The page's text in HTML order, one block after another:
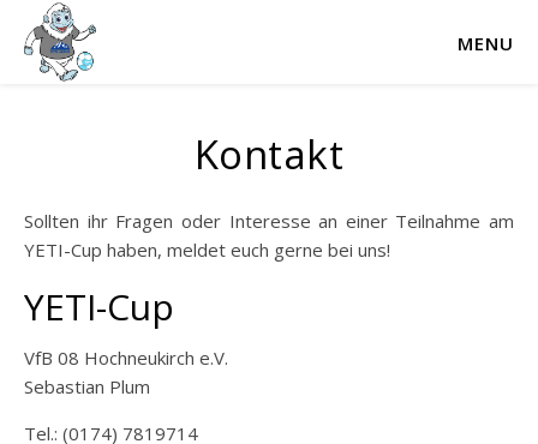
MENU
Kontakt
Sollten ihr Fragen oder Interesse an einer Teilnahme am
YETI-Cup haben, meldet euch gerne bei uns!
YETI-Cup
VfB 08 Hochneukirch e.V.
Sebastian Plum
Tel.: (0174) 7819714